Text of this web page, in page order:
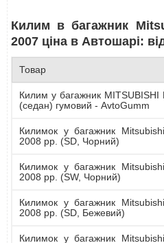
Килим в багажник
2007 ціна в Автошарі:
Товар
Килим у багажник
(седан) гумовий - AvtoGumm
Килимок у багажник
2008 рр. (SD, Чорний)
Килимок у багажник
2008 рр. (SW, Чорний)
Килимок у багажник
2008 рр. (SD, Бежевий)
Килимок у багажник